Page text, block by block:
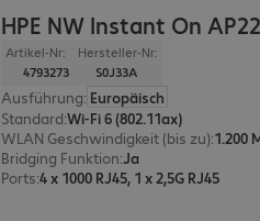
HPE NW Instant On
Artikel-Nr:
4793273
Hersteller-Nr:
S0J33A
Ausführung: Europäisch
Standard:Wi-Fi 6 (802.11ax)
WLAN Geschwindigkeit (bis zu):1.200
Bridging Funktion:Ja
Ports:4 x 1000 RJ45, 1 x 2,5G RJ45